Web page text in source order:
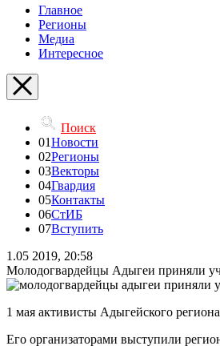
Главное
Регионы
Медиа
Интересное
Поиск
01Новости
02Регионы
03Векторы
04Гвардия
05Контакты
06СтИБ
07Вступить
1.05 2019, 20:58
Молодогвардейцы Адыгеи приняли
1 мая активисты Адыгейского
Его организаторами выступили